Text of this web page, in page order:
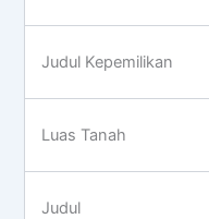
Judul Kepemilikan
Luas Tanah
Judul